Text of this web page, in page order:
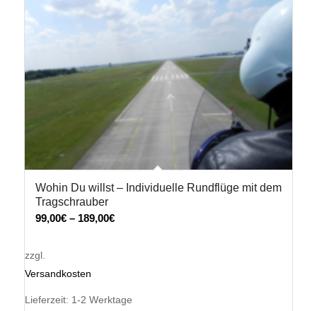
Wohin Du willst – Individuelle Rundflüge mit dem
Tragschrauber
99,00€– 189,00€
zzgl.
Versandkosten
Lieferzeit: 1-2 Werktage